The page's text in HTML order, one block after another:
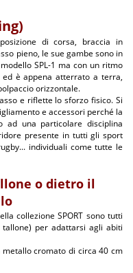
di corsa, braccia in
pieno, le sue gambe sono in
SPL-1 ma con un ritmo
è appena atterrato a terra,
orizzontale.
e riflette lo sforzo fisico. Si
e accessori perché la
ad una particolare disciplina
presente in tutti gli sport
individuali come tutte le
o dietro il
collezione SPORT sono tutti
per adattarsi agli abiti
cromato di circa 40 cm